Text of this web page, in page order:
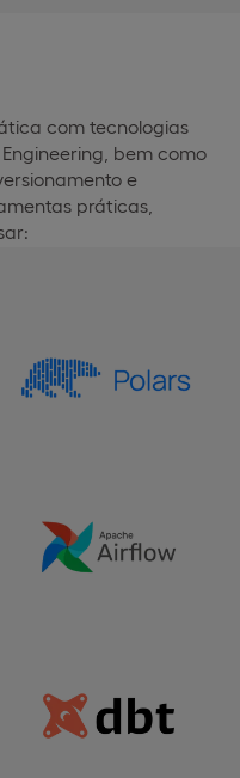
com tecnologias
bem como
e
práticas,